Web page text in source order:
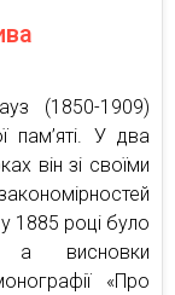
(1850-1909)
пам’яті. У два
він зі своїми
1885 році було
а висновки
«Про